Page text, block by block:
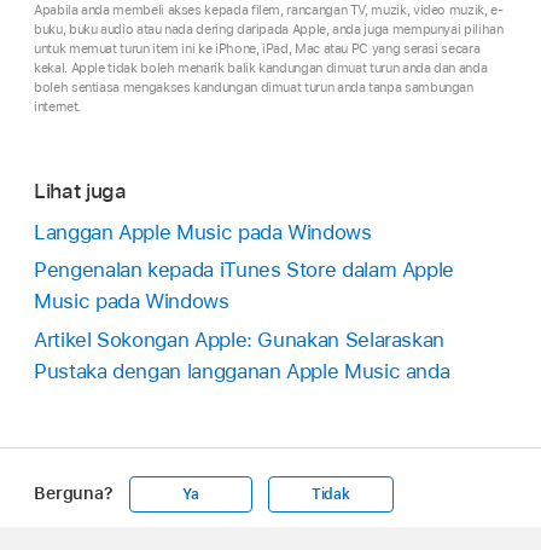
Apabila anda membeli akses kepada filem, rancangan TV, muzik, video muzik, e-
buku, buku audio atau nada dering daripada Apple, anda juga mempunyai pilihan
untuk memuat turun item ini ke iPhone, iPad, Mac atau PC yang serasi secara
kekal. Apple tidak boleh menarik balik kandungan dimuat turun anda dan anda
boleh sentiasa mengakses kandungan dimuat turun anda tanpa sambungan
internet.
Lihat juga
Langgan Apple Music pada Windows
Pengenalan kepada iTunes Store dalam Apple
Music pada Windows
Artikel Sokongan Apple: Gunakan Selaraskan
Pustaka dengan langganan Apple Music anda
Berguna? Ya Tidak